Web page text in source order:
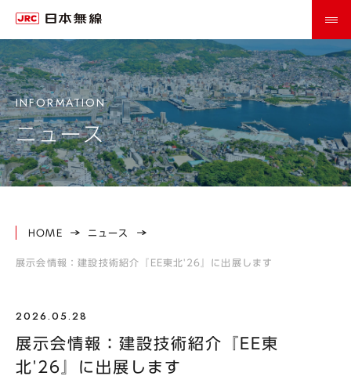
ニュース
HOME ニュース
展示会情報：建設技術紹介『EE東北'26』に出展します
2026.05.28
展示会情報：建設技術紹介『EE東
北'26』に出展します